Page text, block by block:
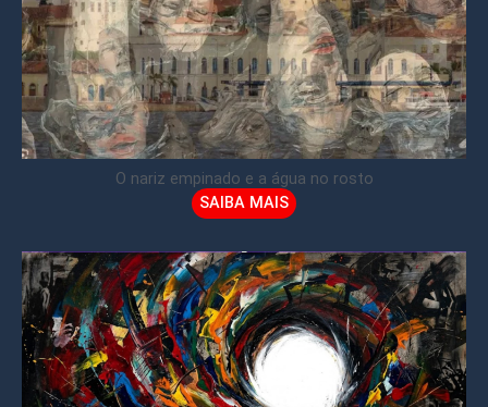
O nariz empinado e a água no rosto
SAIBA MAIS